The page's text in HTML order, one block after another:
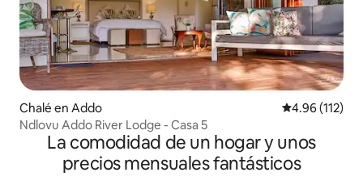
Chalé en Addo Calificación
4.96 (112)
Ndlovu Addo River Lodge - Casa 5
La comodidad de un hogar y unos
precios mensuales fantásticos